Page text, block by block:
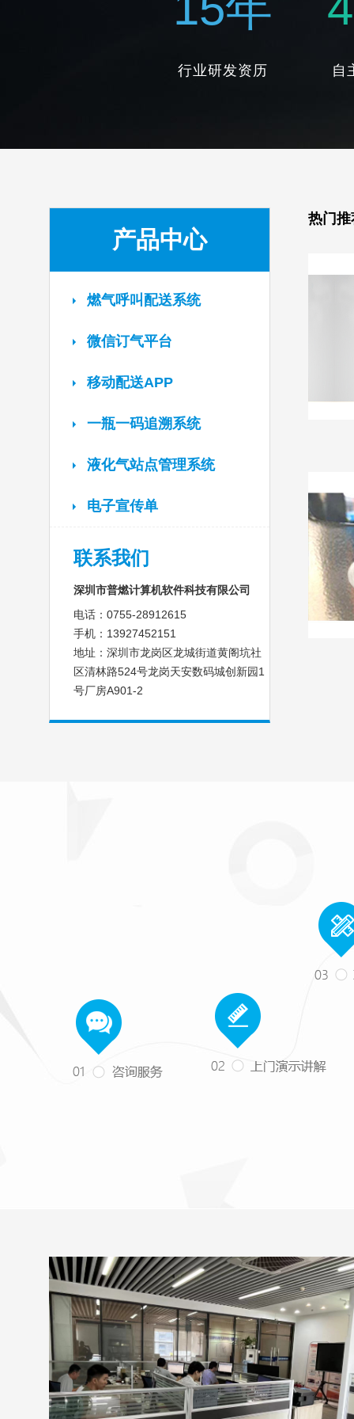
行业研发资历 自
产品中心
燃气呼叫配送系统
微信订气平台
移动配送APP
一瓶一码追溯系统
液化气站点管理系统
电子宣传单
联系我们
深圳市普燃计算机软件科技有限公司
电话：0755-28912615
手机：13927452151
地址：深圳市龙岗区龙城街道黄阁坑社
区清林路524号龙岗天安数码城创新园1
号厂房A901-2
热门推